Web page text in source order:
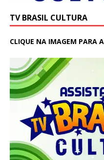
TV BRASIL CULTURA
CLIQUE NA IMAGEM PARA